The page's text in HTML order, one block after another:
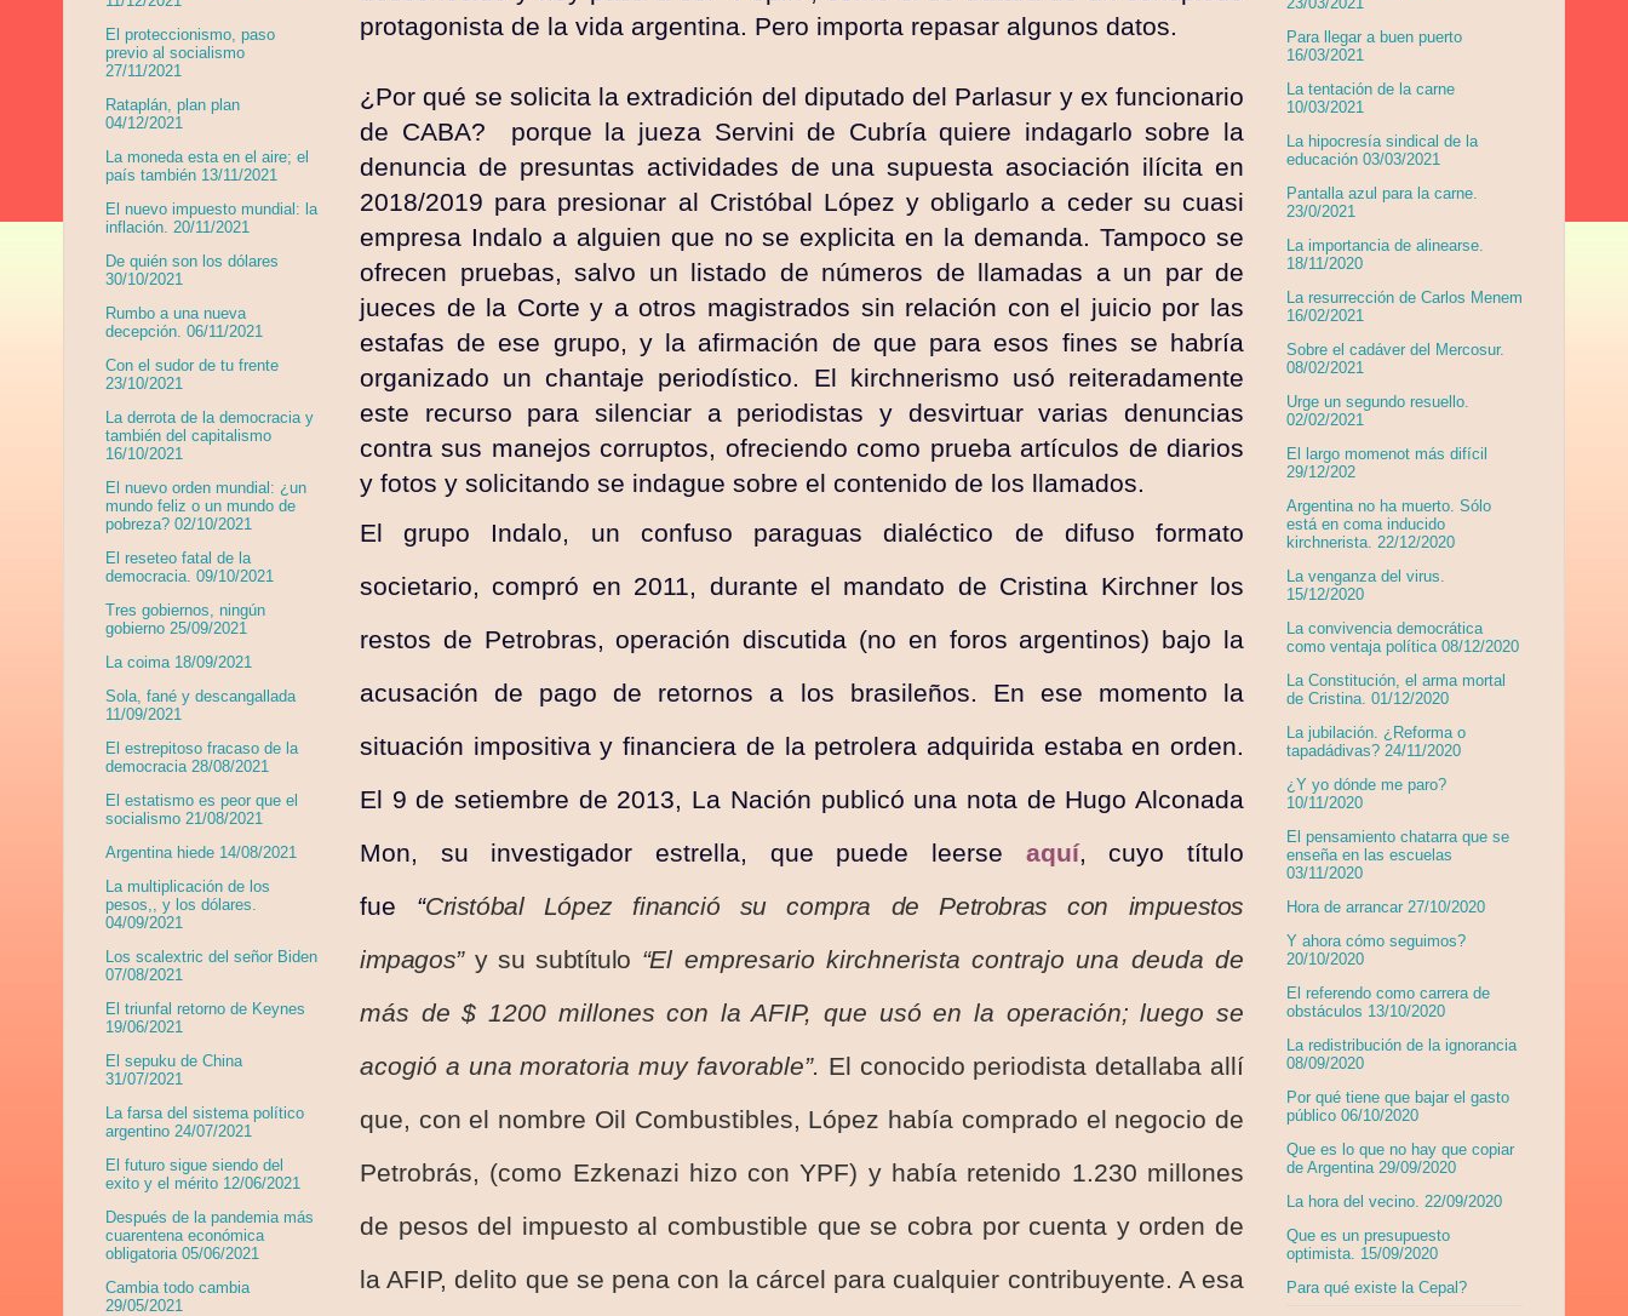
protagonista de la vida argentina. Pero importa repasar algunos datos.
¿Por qué se solicita la extradición del diputado del Parlasur y ex funcionario
de CABA? porque la jueza Servini de Cubría quiere indagarlo sobre la
denuncia de presuntas actividades de una supuesta asociación ilícita en
2018/2019 para presionar al Cristóbal López y obligarlo a ceder su cuasi
empresa Indalo a alguien que no se explicita en la demanda. Tampoco se
ofrecen pruebas, salvo un listado de números de llamadas a un par de
jueces de la Corte y a otros magistrados sin relación con el juicio por las
estafas de ese grupo, y la afirmación de que para esos fines se habría
organizado un chantaje periodístico. El kirchnerismo usó reiteradamente
este recurso para silenciar a periodistas y desvirtuar varias denuncias
contra sus manejos corruptos, ofreciendo como prueba artículos de diarios
y fotos y solicitando se indague sobre el contenido de los llamados.
El grupo Indalo, un confuso paraguas dialéctico de difuso formato
societario, compró en 2011, durante el mandato de Cristina Kirchner los
restos de Petrobras, operación discutida (no en foros argentinos) bajo la
acusación de pago de retornos a los brasileños. En ese momento la
situación impositiva y financiera de la petrolera adquirida estaba en orden.
El 9 de setiembre de 2013, La Nación publicó una nota de Hugo Alconada
Mon, su investigador estrella, que puede leerse aquí, cuyo título
fue “Cristóbal López financió su compra de Petrobras con impuestos
impagos”y su subtítulo “El empresario kirchnerista contrajo una deuda de
más de $ 1200 millones con la AFIP, que usó en la operación; luego se
acogió a una moratoria muy favorable”. El conocido periodista detallaba allí
que, con el nombre Oil Combustibles, López había comprado el negocio de
Petrobrás, (como Ezkenazi hizo con YPF) y había retenido 1.230 millones
de pesos del impuesto al combustible que se cobra por cuenta y orden de
la AFIP, delito que se pena con la cárcel para cualquier contribuyente. A esa
El proteccionismo, paso
previo al socialismo
27/11/2021
Rataplán, plan plan
04/12/2021
La moneda esta en el aire; el
país también 13/11/2021
El nuevo impuesto mundial: la
inflación. 20/11/2021
De quién son los dólares
30/10/2021
Rumbo a una nueva
decepción. 06/11/2021
Con el sudor de tu frente
23/10/2021
La derrota de la democracia y
también del capitalismo
16/10/2021
El nuevo orden mundial: ¿un
mundo feliz o un mundo de
pobreza? 02/10/2021
El reseteo fatal de la
democracia. 09/10/2021
Tres gobiernos, ningún
gobierno 25/09/2021
La coima 18/09/2021
Sola, fané y descangallada
11/09/2021
El estrepitoso fracaso de la
democracia 28/08/2021
El estatismo es peor que el
socialismo 21/08/2021
Argentina hiede 14/08/2021
La multiplicación de los
pesos,, y los dólares.
04/09/2021
Los scalextric del señor Biden
07/08/2021
El triunfal retorno de Keynes
19/06/2021
El sepuku de China
31/07/2021
La farsa del sistema político
argentino 24/07/2021
El futuro sigue siendo del
exito y el mérito 12/06/2021
Después de la pandemia más
cuarentena económica
obligatoria 05/06/2021
Cambia todo cambia
29/05/2021
Para llegar a buen puerto
16/03/2021
La tentación de la carne
10/03/2021
La hipocresía sindical de la
educación 03/03/2021
Pantalla azul para la carne.
23/0/2021
La importancia de alinearse.
18/11/2020
La resurrección de Carlos Menem
16/02/2021
Sobre el cadáver del Mercosur.
08/02/2021
Urge un segundo resuello.
02/02/2021
El largo momenot más difícil
29/12/202
Argentina no ha muerto. Sólo
está en coma inducido
kirchnerista. 22/12/2020
La venganza del virus.
15/12/2020
La convivencia democrática
como ventaja política 08/12/2020
La Constitución, el arma mortal
de Cristina. 01/12/2020
La jubilación. ¿Reforma o
tapadádivas? 24/11/2020
¿Y yo dónde me paro?
10/11/2020
El pensamiento chatarra que se
enseña en las escuelas
03/11/2020
Hora de arrancar 27/10/2020
Y ahora cómo seguimos?
20/10/2020
El referendo como carrera de
obstáculos 13/10/2020
La redistribución de la ignorancia
08/09/2020
Por qué tiene que bajar el gasto
público 06/10/2020
Que es lo que no hay que copiar
de Argentina 29/09/2020
La hora del vecino. 22/09/2020
Que es un presupuesto
optimista. 15/09/2020
Para qué existe la Cepal?